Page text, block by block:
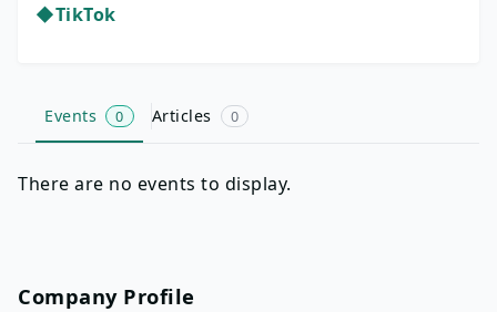
◆TikTok
Events 0 Articles 0
There are no events to display.
Company Profile